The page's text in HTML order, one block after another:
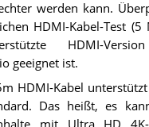
werden kann.
HDMI-Kabel-Test
HDMI-
geeignet ist.
HDMI-Kabel
Das heißt, es